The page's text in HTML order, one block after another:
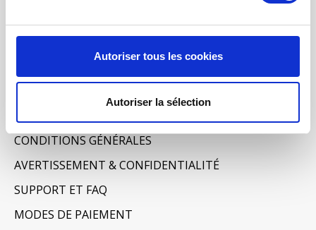
Autoriser tous les cookies
Autoriser la sélection
Mes commandes
CONDITIONS GÉNÉRALES
AVERTISSEMENT & CONFIDENTIALITÉ
SUPPORT ET FAQ
MODES DE PAIEMENT